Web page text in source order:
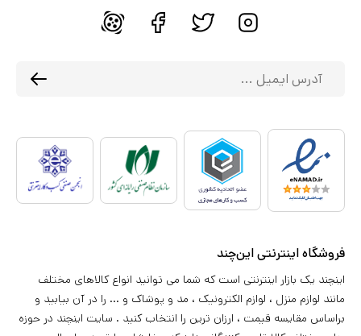
فروشگاه اینترنتی این‌چند
اینچند یک بازار اینترنتی است که شما می توانید انواع کالاهای مختلف
مانند لوازم منزل ، لوازم الکترونیک ، مد و پوشاک و ... را در آن بیابید و
براساس مقایسه قیمت ، ارزان ترین را انتخاب کنید . سایت اینچند در حوزه